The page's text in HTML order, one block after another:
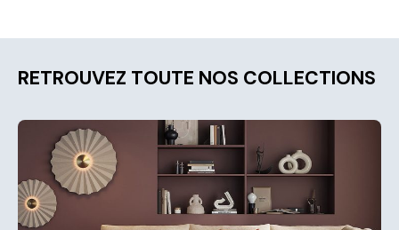
RETROUVEZ TOUTE NOS COLLECTIONS